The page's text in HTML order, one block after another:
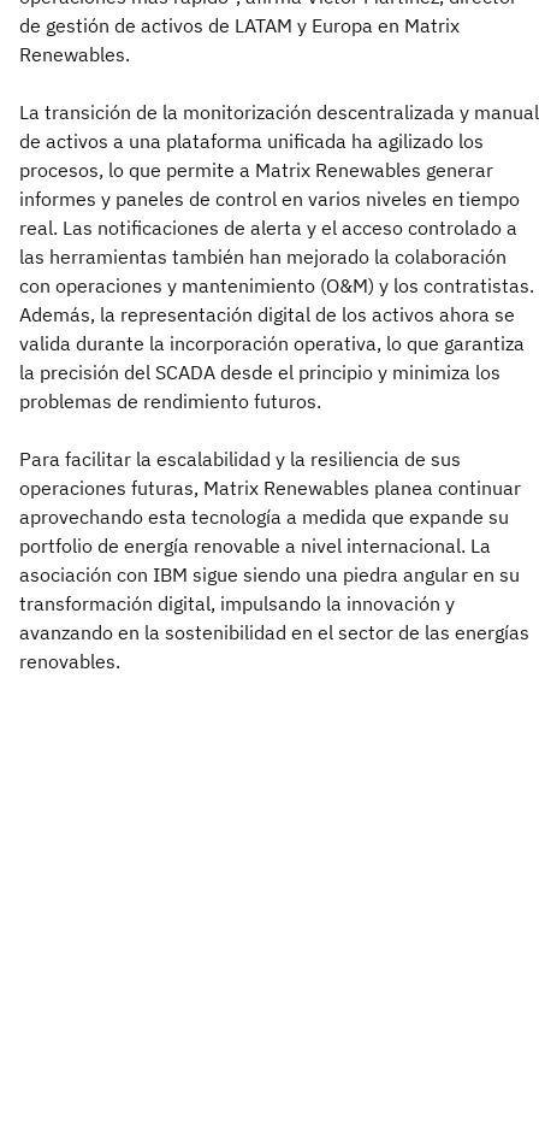
de gestión de activos de LATAM y Europa en Matrix
Renewables.
La transición de la monitorización descentralizada y manual
de activos a una plataforma unificada ha agilizado los
procesos, lo que permite a Matrix Renewables generar
informes y paneles de control en varios niveles en tiempo
real. Las notificaciones de alerta y el acceso controlado a
las herramientas también han mejorado la colaboración
con operaciones y mantenimiento (O&M) y los contratistas.
Además, la representación digital de los activos ahora se
valida durante la incorporación operativa, lo que garantiza
la precisión del SCADA desde el principio y minimiza los
problemas de rendimiento futuros.
Para facilitar la escalabilidad y la resiliencia de sus
operaciones futuras, Matrix Renewables planea continuar
aprovechando esta tecnología a medida que expande su
portfolio de energía renovable a nivel internacional. La
asociación con IBM sigue siendo una piedra angular en su
transformación digital, impulsando la innovación y
avanzando en la sostenibilidad en el sector de las energías
renovables.